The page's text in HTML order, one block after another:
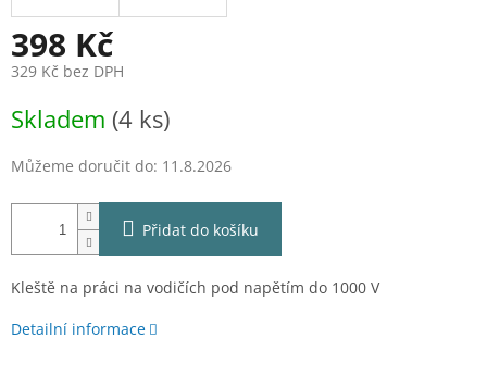
398 Kč
329 Kč bez DPH
cena:
Skladem (4 ks)
Můžeme doručit do: 11.8.2026
Přidat do košíku
Kleště na práci na vodičích pod napětím do 1000 V
Detailní informace